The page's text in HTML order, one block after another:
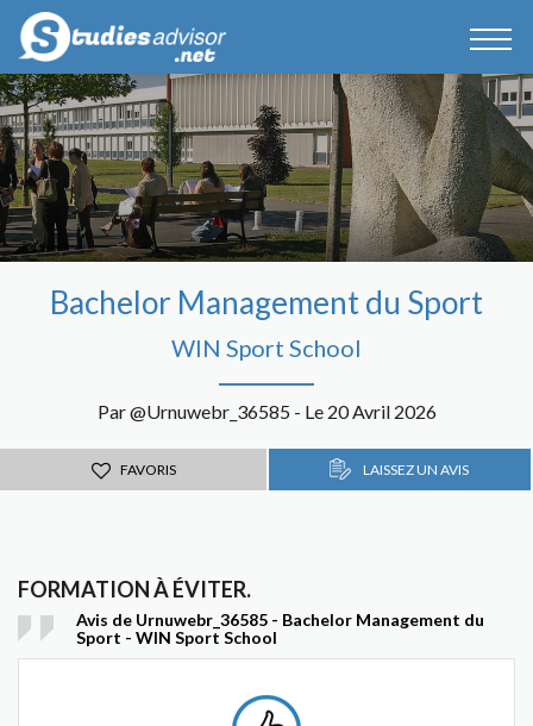
Bachelor Management du Sport
WIN Sport School
Par @Urnuwebr_36585 - Le 20 Avril 2026
FAVORIS LAISSEZ UN AVIS
FORMATION À ÉVITER.
Avis de Urnuwebr_36585 - Bachelor Management du
Sport - WIN Sport School